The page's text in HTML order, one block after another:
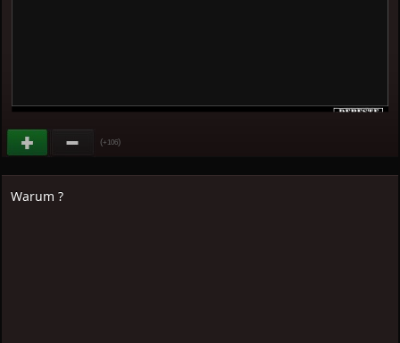
(+106)
Warum ?